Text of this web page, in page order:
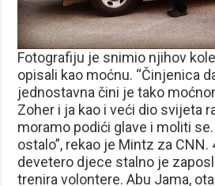
Fotografiju je snimio njihov
opisali kao moćnu. “Činjenica
jednostavna čini je tako
Zoher i ja kao i veći dio svijeta
moramo podići glave i moliti
ostalo”, rekao je Mintz za
devetero djece stalno je
trenira volontere. Abu Jama,